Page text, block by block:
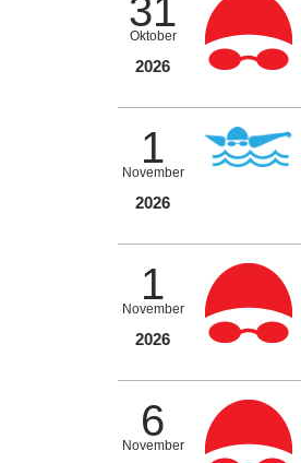
31
Oktober
2026
1
November
2026
1
November
2026
6
November